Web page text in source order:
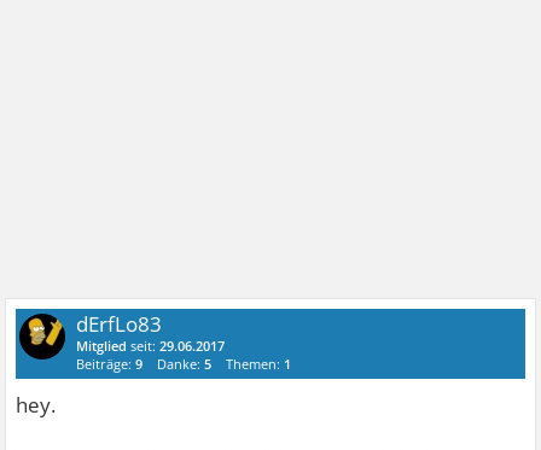
dErfLo83
Mitglied seit:29.06.2017
Beiträge:9 Danke:5 Themen: 1
hey.